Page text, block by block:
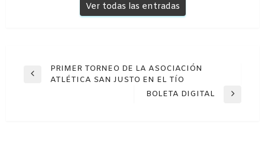
Ver todas las entradas
Navegación
Entrada
PRIMER TORNEO DE LA ASOCIACIÓN
ATLÉTICA SAN JUSTO EN EL TÍO
Entrada
BOLETA DIGITAL